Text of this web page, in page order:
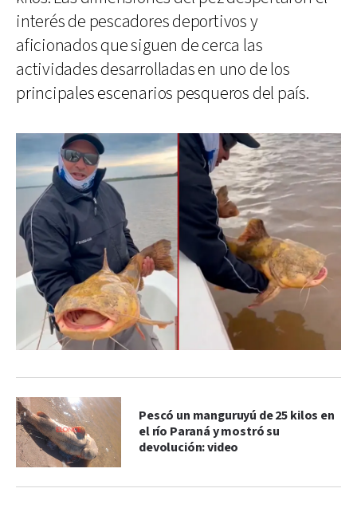
interés de pescadores deportivos y
aficionados que siguen de cerca las
actividades desarrolladas en uno de los
principales escenarios pesqueros del país.
Pescó un manguruyú de 25 kilos en
el río Paraná y mostró su
devolución: video